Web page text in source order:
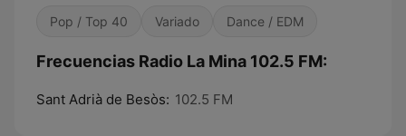
Pop / Top 40 Variado Dance / EDM
Frecuencias Radio La Mina 102.5 FM:
Sant Adrià de Besòs: 102.5 FM